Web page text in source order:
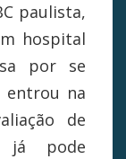
paulista,
hospital
por se
entrou na
de
já pode